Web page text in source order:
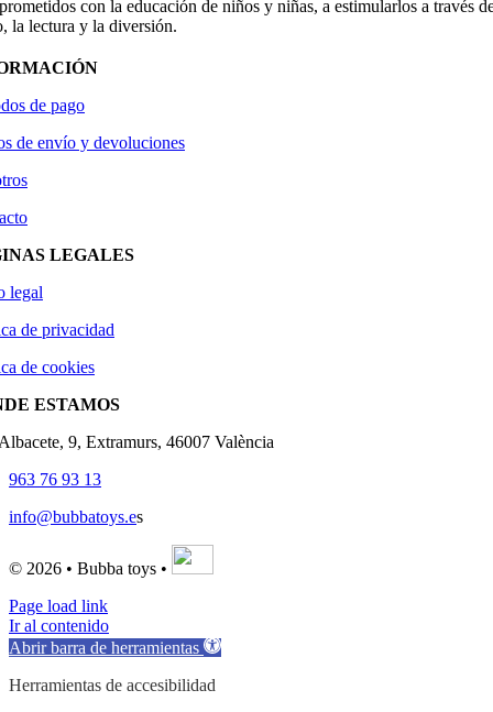
con la educación de niños y niñas, a estimularlos a través
la lectura y la diversión.
de pago
de envío y devoluciones
LEGALES
legal
de privacidad
de cookies
ESTAMOS
9, Extramurs, 46007 València
963 76 93 13
info@bubbatoys.es
© 2026 • Bubba toys •
Page load link
Ir al contenido
Abrir barra de herramientas
Herramientas de accesibilidad